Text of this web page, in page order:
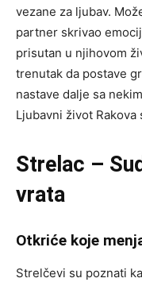
vezane za ljubav.
partner skrivao
prisutan u njihovom
trenutak da postave
nastave dalje sa
Ljubavni život
Strelac –
vrata
Otkriće koje
Strelčevi su poznati